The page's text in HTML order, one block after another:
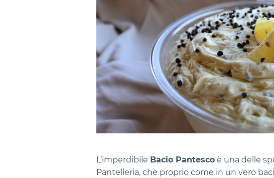
L’imperdibile Bacio Pantesco è una delle
Pantelleria, che proprio come in un vero